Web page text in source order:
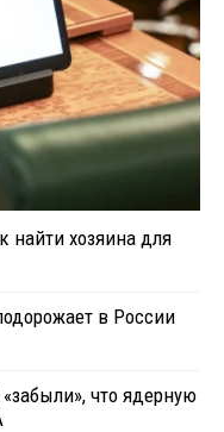
найти хозяина для
в России
что ядерную